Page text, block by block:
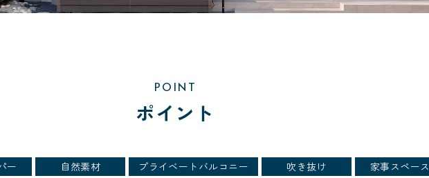
POINT
ポイント
ー 自然素材 プライベートバルコニー 吹き抜け
家事スペース